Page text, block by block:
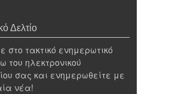
Δελτίο
στο τακτικό ενημερωτικό
του ηλεκτρονικού
σας και ενημερωθείτε με
νέα!